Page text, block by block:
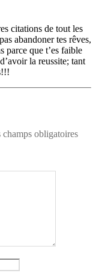
citations de tout les
abandoner tes rêves,
parce que t’es faible
la reussite; tant
champs obligatoires